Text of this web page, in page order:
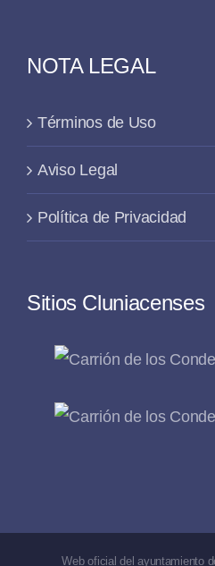
NOTA LEGAL
Términos de Uso
Aviso Legal
Política de Privacidad
Sitios Cluniacenses
Web oficial del ayuntamiento